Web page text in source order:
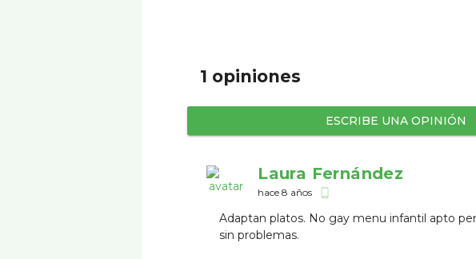
1 opiniones
ESCRIBE UNA OPINIÓN
Laura Fernández
hace 8 años phone_android
Adaptan platos. No gay menu infantil apto
sin problemas.